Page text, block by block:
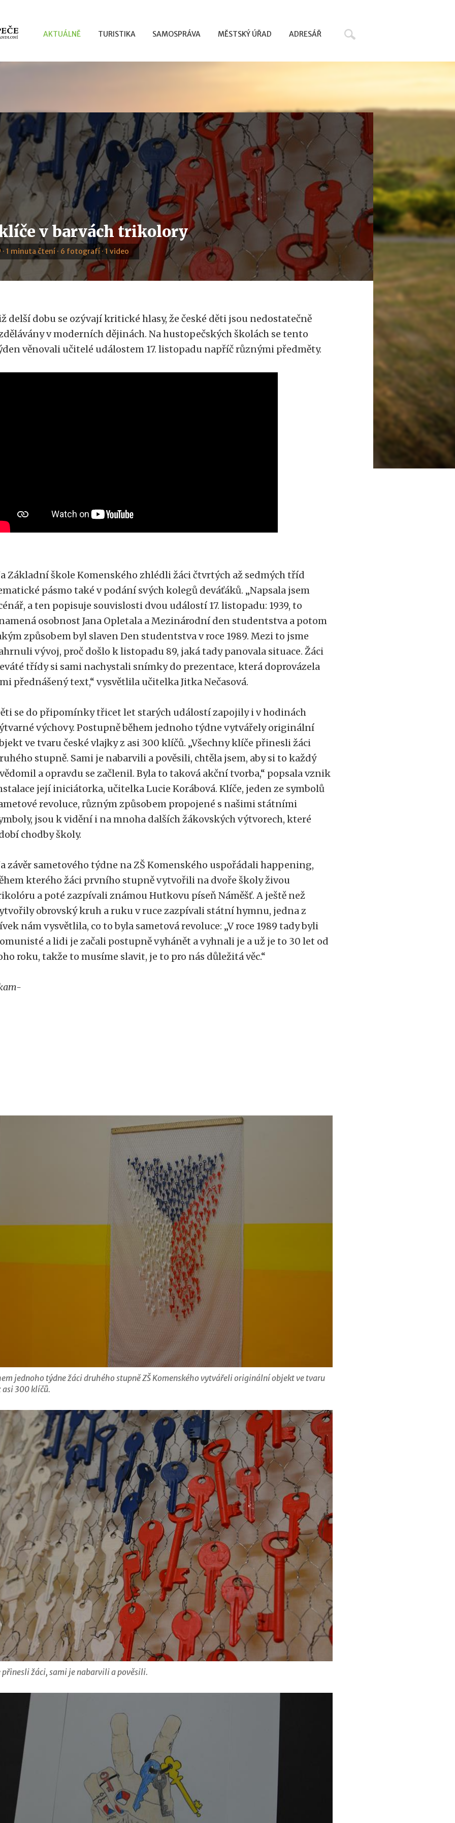
AKTUÁLNĚ TURISTIKA SAMOSPRÁVA MĚSTSKÝ ÚŘAD ADRESÁŘ
v barvách trikolory
· 1 minuta čtení · 6 fotografí · 1 video
delší dobu se ozývají kritické hlasy, že české děti jsou nedostatečně
v moderních dějinách. Na hustopečských školách se tento
věnovali učitelé událostem 17. listopadu napříč různými předměty.
Základní škole Komenského zhlédli žáci čtvrtých až sedmých tříd
pásmo také v podání svých kolegů deváťáků. „Napsala jsem
a ten popisuje souvislosti dvou událostí 17. listopadu: 1939, to
osobnost Jana Opletala a Mezinárodní den studentstva a potom
způsobem byl slaven Den studentstva v roce 1989. Mezi to jsme
vývoj, proč došlo k listopadu 89, jaká tady panovala situace. Žáci
třídy si sami nachystali snímky do prezentace, která doprovázela
přednášený text,“ vysvětlila učitelka Jitka Nečasová.
se do připomínky třicet let starých událostí zapojily i v hodinách
výchovy. Postupně během jednoho týdne vytvářely originální
ve tvaru české vlajky z asi 300 klíčů. „Všechny klíče přinesli žáci
stupně. Sami je nabarvili a pověsili, chtěla jsem, aby si to každý
a opravdu se začlenil. Byla to taková akční tvorba,“ popsala vznik
její iniciátorka, učitelka Lucie Korábová. Klíče, jeden ze symbolů
revoluce, různým způsobem propojené s našimi státními
jsou k vidění i na mnoha dalších žákovských výtvorech, které
chodby školy.
závěr sametového týdne na ZŠ Komenského uspořádali happening,
kterého žáci prvního stupně vytvořili na dvoře školy živou
a poté zazpívali známou Hutkovu píseň Náměšť. A ještě než
obrovský kruh a ruku v ruce zazpívali státní hymnu, jedna z
nám vysvětlila, co to byla sametová revoluce: „V roce 1989 tady byli
a lidi je začali postupně vyhánět a vyhnali je a už je to 30 let od
roku, takže to musíme slavit, je to pro nás důležitá věc.“
jednoho týdne žáci druhého stupně ZŠ Komenského vytvářeli originální objekt ve tvaru
asi 300 klíčů.
přinesli žáci, sami je nabarvili a pověsili.